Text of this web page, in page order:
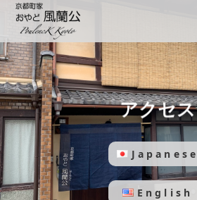
アクセス
Japanese
English